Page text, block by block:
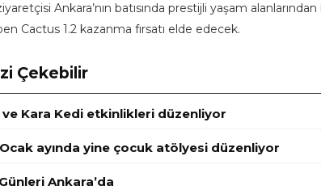
Ankara’nın batısında prestijli yaşam
Cactus 1.2 kazanma fırsatı elde edecek.
Çekebilir
Kara Kedi etkinlikleri düzenliyor
ayında yine çocuk atölyesi düzenliyor
Ankara’da